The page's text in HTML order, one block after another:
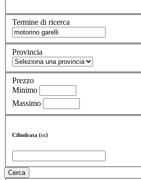
Termine di ricerca
Provincia
Prezzo
Minimo
Massimo
Cilindrata (cc)
Cerca